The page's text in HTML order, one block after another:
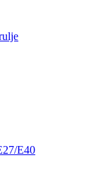
E40